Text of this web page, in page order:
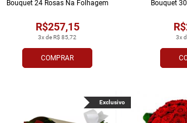
COMPRAR
3x de R$ 85,72
R$257,15
Bouquet 24 Rosas Na Folhagem
3x
Bouquet
Exclusivo